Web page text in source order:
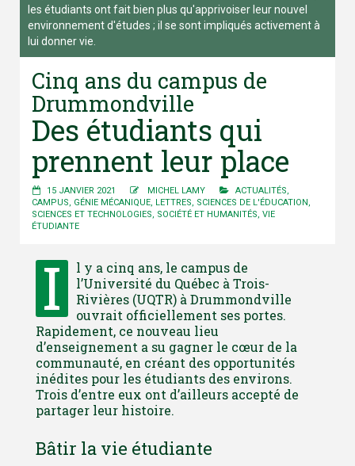
les étudiants ont fait bien plus qu'apprivoiser leur nouvel
environnement d'études ; il se sont impliqués activement à
lui donner vie.
Cinq ans du campus de
Drummondville
Des étudiants qui
prennent leur place
15 JANVIER 2021 MICHEL LAMY ACTUALITÉS,
CAMPUS, GÉNIE MÉCANIQUE, LETTRES, SCIENCES DE L'ÉDUCATION ,
SCIENCES ET TECHNOLOGIES, SOCIÉTÉ ET HUMANITÉS, VIE
ÉTUDIANTE
I
l y a cinq ans, le campus de
l’Université du Québec à Trois-
Rivières (UQTR) à Drummondville
ouvrait officiellement ses portes.
Rapidement, ce nouveau lieu
d’enseignement a su gagner le cœur de la
communauté, en créant des opportunités
inédites pour les étudiants des environs.
Trois d’entre eux ont d’ailleurs accepté de
partager leur histoire.
Bâtir la vie étudiante